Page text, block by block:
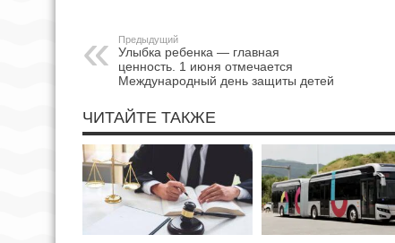
Предыдущий
Улыбка ребенка — главная
ценность. 1 июня отмечается
Международный день защиты детей
ЧИТАЙТЕ ТАКЖЕ